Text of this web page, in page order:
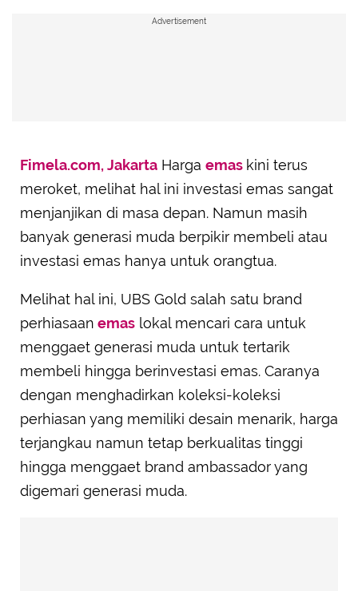
Advertisement
Fimela.com, Jakarta Harga emas kini terus
meroket, melihat hal ini investasi emas sangat
menjanjikan di masa depan. Namun masih
banyak generasi muda berpikir membeli atau
investasi emas hanya untuk orangtua.
Melihat hal ini, UBS Gold salah satu brand
perhiasaan emas lokal mencari cara untuk
menggaet generasi muda untuk tertarik
membeli hingga berinvestasi emas. Caranya
dengan menghadirkan koleksi-koleksi
perhiasan yang memiliki desain menarik, harga
terjangkau namun tetap berkualitas tinggi
hingga menggaet brand ambassador yang
digemari generasi muda.